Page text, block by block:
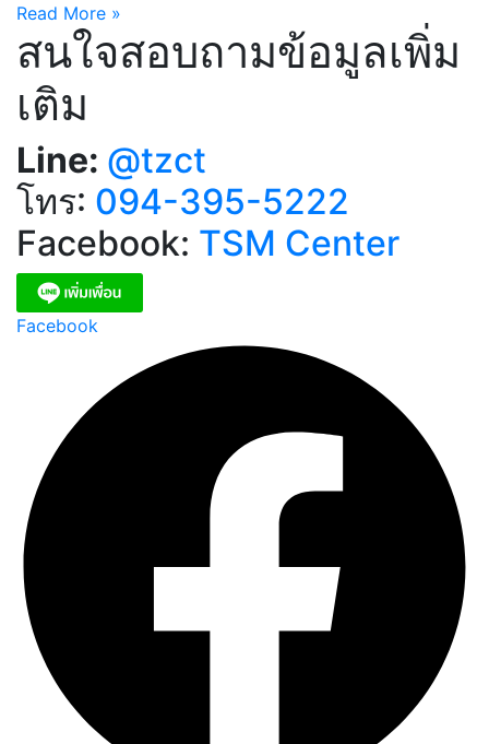
Read More »
สนใจสอบถามข้อมูลเพิ่ม
เติม
Line: @tzct
โทร: 094-395-5222
Facebook: TSM Center
Facebook